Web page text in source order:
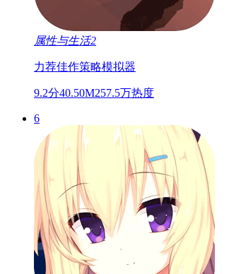
属性与生活2
力荐佳作策略模拟器
9.2分40.50M257.5万热度
6